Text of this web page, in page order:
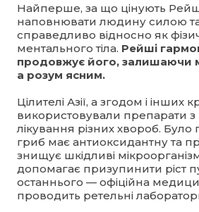
Найперше, за що цінують
наповнювати людину силою
справедливо відносно як
ментального тіла. Рейші
продовжує його, залишаючи
а розум ясним.
Цілителі Азії, а згодом і інших
використовували препарати
лікування різних хвороб.
гриб має антиоксидантну та
знищує шкідливі
допомагає призупинити ріст
останнього — офіційна
проводить ретельні